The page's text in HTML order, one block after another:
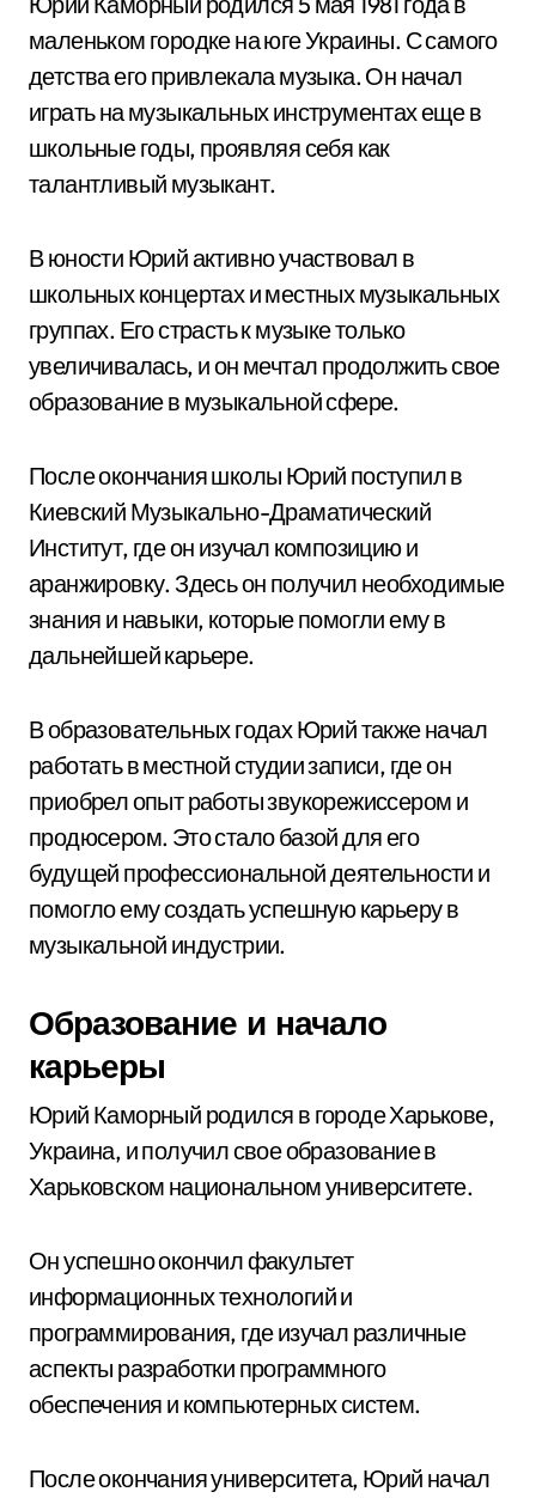
маленьком городке на юге Украины. С самого
детства его привлекала музыка. Он начал
играть на музыкальных инструментах еще в
школьные годы, проявляя себя как
талантливый музыкант.
В юности Юрий активно участвовал в
школьных концертах и местных музыкальных
группах. Его страсть к музыке только
увеличивалась, и он мечтал продолжить свое
образование в музыкальной сфере.
После окончания школы Юрий поступил в
Киевский Музыкально-Драматический
Институт, где он изучал композицию и
аранжировку. Здесь он получил необходимые
знания и навыки, которые помогли ему в
дальнейшей карьере.
В образовательных годах Юрий также начал
работать в местной студии записи, где он
приобрел опыт работы звукорежиссером и
продюсером. Это стало базой для его
будущей профессиональной деятельности и
помогло ему создать успешную карьеру в
музыкальной индустрии.
Образование и начало
карьеры
Юрий Каморный родился в городе Харькове,
Украина, и получил свое образование в
Харьковском национальном университете.
Он успешно окончил факультет
информационных технологий и
программирования, где изучал различные
аспекты разработки программного
обеспечения и компьютерных систем.
После окончания университета, Юрий начал